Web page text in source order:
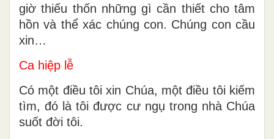
giờ thiếu thốn những gì cần thiết cho tâm
hồn và thể xác chúng con. Chúng con cầu
xin…
Ca hiệp lễ
Có một điều tôi xin Chúa, một điều tôi kiếm
tìm, đó là tôi được cư ngụ trong nhà Chúa
suốt đời tôi.